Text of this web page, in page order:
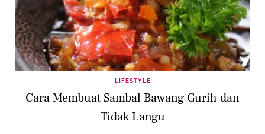
LIFESTYLE
Cara Membuat Sambal Bawang Gurih dan
Tidak Langu